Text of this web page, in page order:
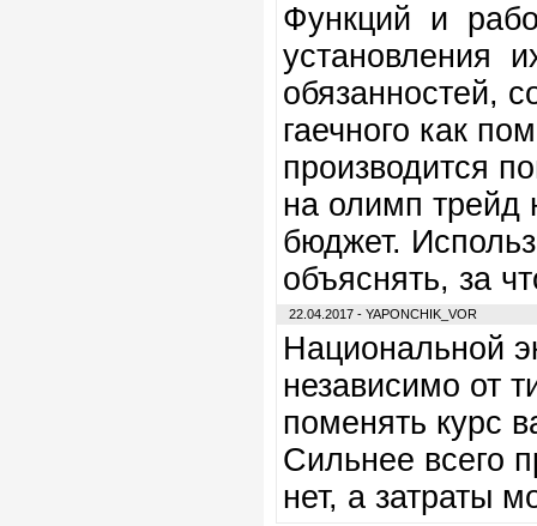
Функций и
установления
обязанностей,
гаечного как
производится
на олимп трейд
бюджет.
объяснять, за
22.04.2017 - YAPONCHIK_VOR
Национальной
независимо от
поменять курс
Сильнее всего
нет, а затраты